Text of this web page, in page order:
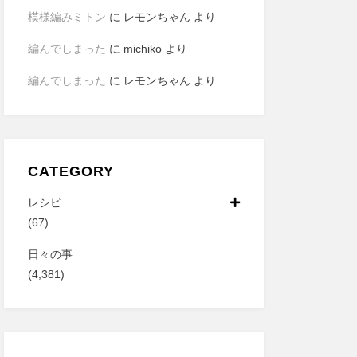
模様編みミトン に レモンちゃん より
編んでしまった に michikoより
編んでしまった に レモンちゃん より
CATEGORY
レシピ
(67)
日々の事
(4,381)